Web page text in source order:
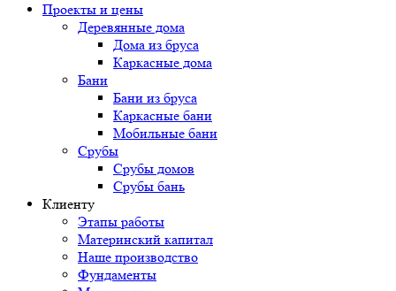
Проекты и цены
Деревянные дома
Дома из бруса
Каркасные дома
Бани
Бани из бруса
Каркасные бани
Мобильные бани
Срубы
Срубы домов
Срубы бань
Клиенту
Этапы работы
Материнский капитал
Наше производство
Фундаменты